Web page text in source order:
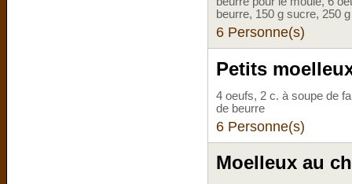
beurre, 150 g sucre, 250
6 Personne(s)
Petits
4 oeufs, 2 c. à soupe de
de beurre
6 Personne(s)
Moelleux au